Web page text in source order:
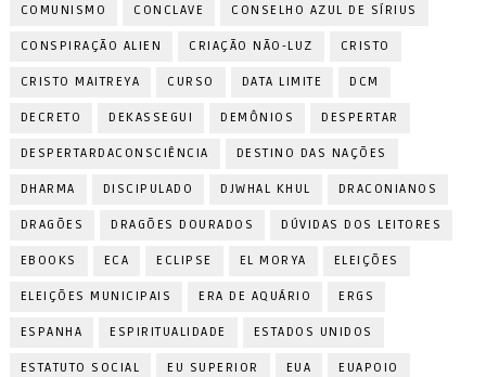
COMUNISMO CONCLAVE CONSELHO AZUL DE SÍRIUS
CONSPIRAÇÃO ALIEN CRIAÇÃO NÃO-LUZ CRISTO
CRISTO MAITREYA CURSO DATA LIMITE DCM
DECRETO DEKASSEGUI DEMÔNIOS DESPERTAR
DESPERTARDACONSCIÊNCIA DESTINO DAS NAÇÕES
DHARMA DISCIPULADO DJWHAL KHUL DRACONIANOS
DRAGÕES DRAGÕES DOURADOS DÚVIDAS DOS LEITORES
EBOOKS ECA ECLIPSE EL MORYA ELEIÇÕES
ELEIÇÕES MUNICIPAIS ERA DE AQUÁRIO ERGS
ESPANHA ESPIRITUALIDADE ESTADOS UNIDOS
ESTATUTO SOCIAL EU SUPERIOR EUA EUAPOIO